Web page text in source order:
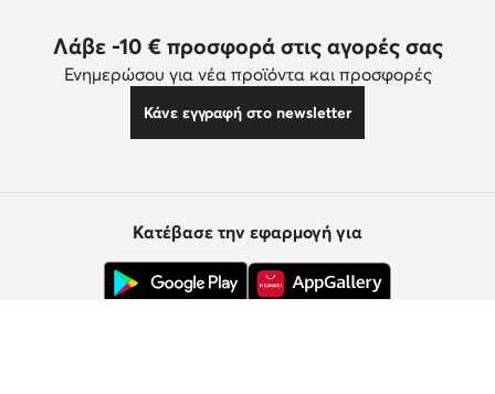
Λάβε -10 € προσφορά στις αγορές σας
Ενημερώσου για νέα προϊόντα και προσφορές
Κάνε εγγραφή στο newsletter
Κατέβασε την εφαρμογή για